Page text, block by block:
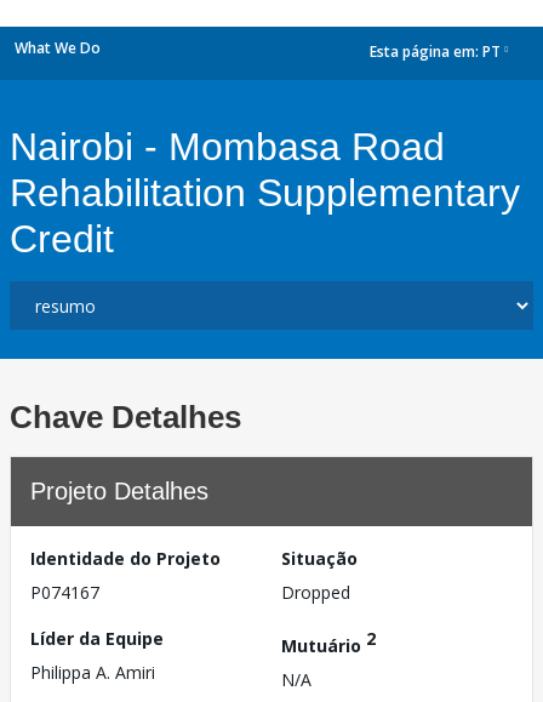
What We Do Esta página em: PT
Nairobi - Mombasa Road
Rehabilitation Supplementary
Credit
Chave Detalhes
Projeto Detalhes
Identidade do Projeto
P074167
Situação
Dropped
Líder da Equipe
Philippa A. Amiri
Mutuário 2
N/A